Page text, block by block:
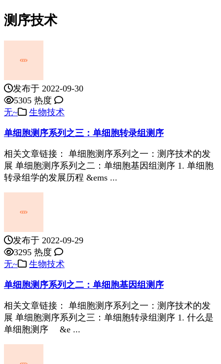
测序技术
发布于 2022-09-30
5305 热度
无~
生物技术
单细胞测序系列之三：单细胞转录组测序
相关文章链接： 单细胞测序系列之一：测序技术的发
展 单细胞测序系列之二：单细胞基因组测序 1. 单细胞
转录组学的发展历程 &ems ...
发布于 2022-09-29
3295 热度
无~
生物技术
单细胞测序系列之二：单细胞基因组测序
相关文章链接： 单细胞测序系列之一：测序技术的发
展 单细胞测序系列之三：单细胞转录组测序 1. 什么是
单细胞测序 &e ...